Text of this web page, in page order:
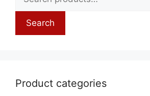
for:
Search
Product categories